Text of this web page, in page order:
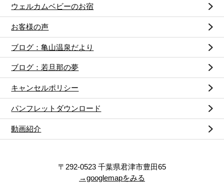
ウェルカムベビーのお宿
お客様の声
ブログ：亀山温泉だより
ブログ：若旦那の夢
キャンセルポリシー
パンフレットダウンロード
動画紹介
〒292-0523 千葉県君津市豊田65
→googlemapをみる